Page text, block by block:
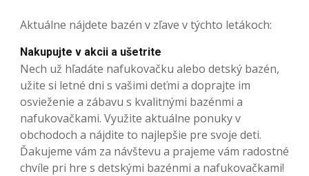
Aktuálne nájdete bazén v zľave v týchto letákoch:
Nakupujte v akcii a ušetrite
Nech už hľadáte nafukovačku alebo detský bazén,
užite si letné dni s vašimi deťmi a doprajte im
osvieženie a zábavu s kvalitnými bazénmi a
nafukovačkami. Využite aktuálne ponuky v
obchodoch a nájdite to najlepšie pre svoje deti.
Ďakujeme vám za návštevu a prajeme vám radostné
chvíle pri hre s detskými bazénmi a nafukovačkami!